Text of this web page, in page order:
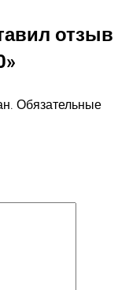
отзыв
Обязательные